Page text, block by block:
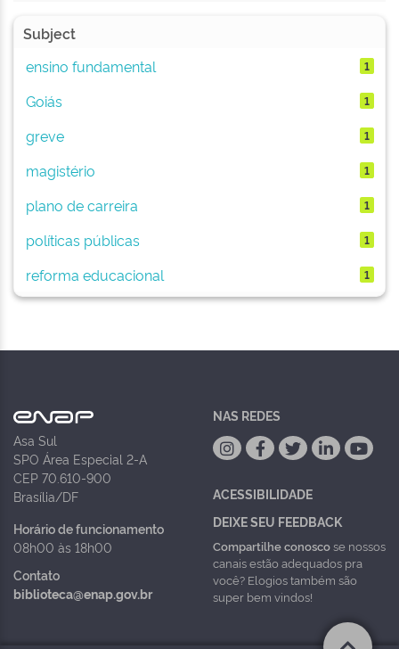
Subject
ensino fundamental
1
Goiás 1
greve 1
magistério 1
plano de carreira 1
políticas públicas 1
reforma educacional 1
Asa Sul
SPO Área Especial 2-A
CEP 70.610-900
Brasília/DF
Horário de funcionamento
08h00 às 18h00
Contato
biblioteca@enap.gov.br
NAS REDES
ACESSIBILIDADE
DEIXE SEU FEEDBACK
Compartilhe conoscose nossos
canais estão adequados pra
você? Elogios também são
super bem vindos!